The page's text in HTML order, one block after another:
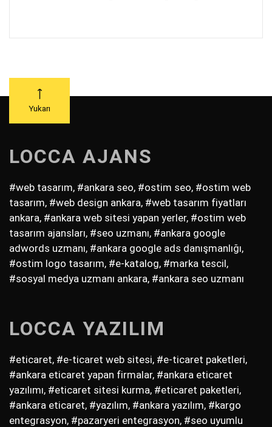
LOCCA AJANS
#web tasarım, #ankara seo, #ostim seo, #ostim web
tasarım, #web design ankara, #web tasarım fiyatları
ankara, #ankara web sitesi yapan yerler, #ostim web
tasarım ajansları, #seo uzmanı, #ankara google
adwords uzmanı, #ankara google ads danışmanlığı,
#ostim logo tasarım, #e-katalog, #marka tescil,
#sosyal medya uzmanı ankara, #ankara seo uzmanı
LOCCA YAZILIM
#eticaret, #e-ticaret web sitesi, #e-ticaret paketleri,
#ankara eticaret yapan firmalar, #ankara eticaret
yazılımı, #eticaret sitesi kurma, #eticaret paketleri,
#ankara eticaret, #yazılım, #ankara yazılım, #kargo
entegrasyon, #pazaryeri entegrasyon, #seo uyumlu
Yukarı